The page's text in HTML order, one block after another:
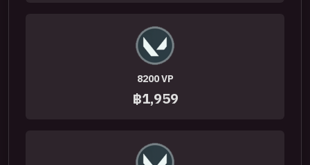
8200 VP
฿1,959